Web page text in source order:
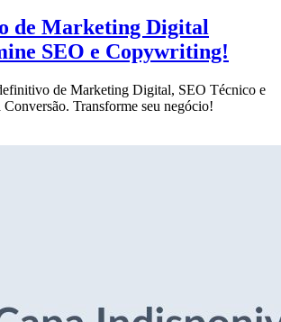
de Marketing Digital
SEO e Copywriting!
de Marketing Digital, SEO Técnico e
Transforme seu negócio!